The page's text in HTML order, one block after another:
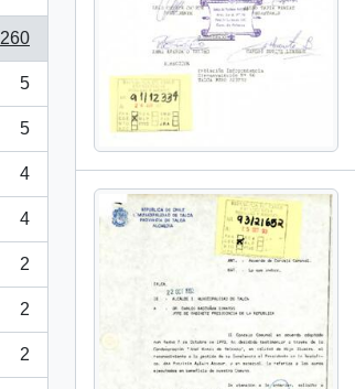
260
5
5
4
4
2
2
2